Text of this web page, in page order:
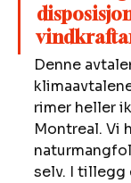
Denne
rimer heller
Montreal. Vi
selv. I tillegg